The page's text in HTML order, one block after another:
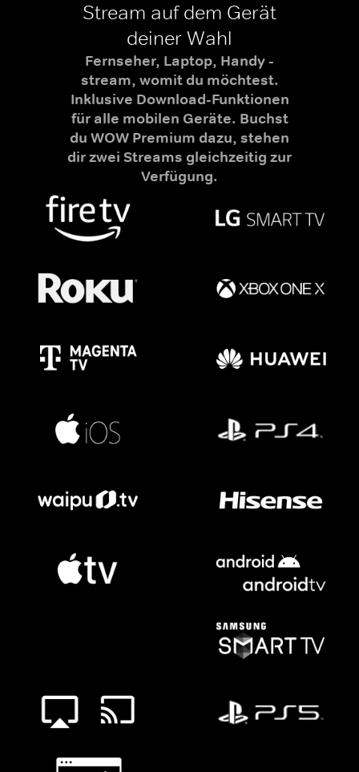
Stream auf dem Gerät
deiner Wahl
Fernseher, Laptop, Handy -
stream, womit du möchtest.
Inklusive Download-Funktionen
für alle mobilen Geräte. Buchst
du WOW Premium dazu, stehen
dir zwei Streams gleichzeitig zur
Verfügung.